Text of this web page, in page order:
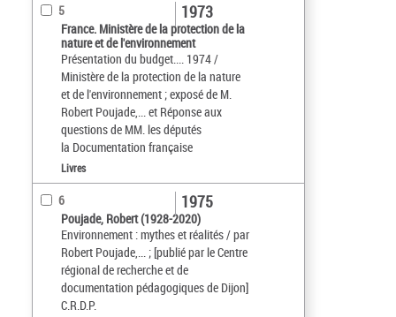
5
France. Ministère de la protection de la
nature et de l'environnement
Présentation du budget.... 1974 /
Ministère de la protection de la nature
et de l'environnement ; exposé de M.
Robert Poujade,... et Réponse aux
questions de MM. les députés
la Documentation française
1973
Livres
6
Poujade, Robert (1928-2020)
Environnement : mythes et réalités / par
Robert Poujade,... ; [publié par le Centre
régional de recherche et de
documentation pédagogiques de Dijon]
C.R.D.P.
1975